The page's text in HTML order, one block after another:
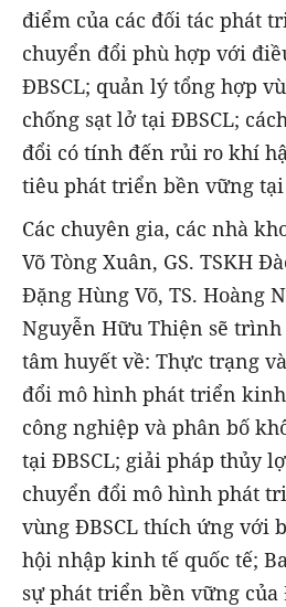
điểm của các đối tác phát
chuyển đổi phù hợp với
ĐBSCL; quản lý tổng hợp
chống sạt lở tại ĐBSCL;
đổi có tính đến rủi ro khí
tiêu phát triển bền vững tại
Các chuyên gia, các nhà
Võ Tòng Xuân, GS. TSKH
Đặng Hùng Võ, TS. Hoàng
Nguyễn Hữu Thiện sẽ
tâm huyết về: Thực trạng
đổi mô hình phát triển
công nghiệp và phân bố
tại ĐBSCL; giải pháp thủy
chuyển đổi mô hình phát
vùng ĐBSCL thích ứng với
hội nhập kinh tế quốc tế;
sự phát triển bền vững của